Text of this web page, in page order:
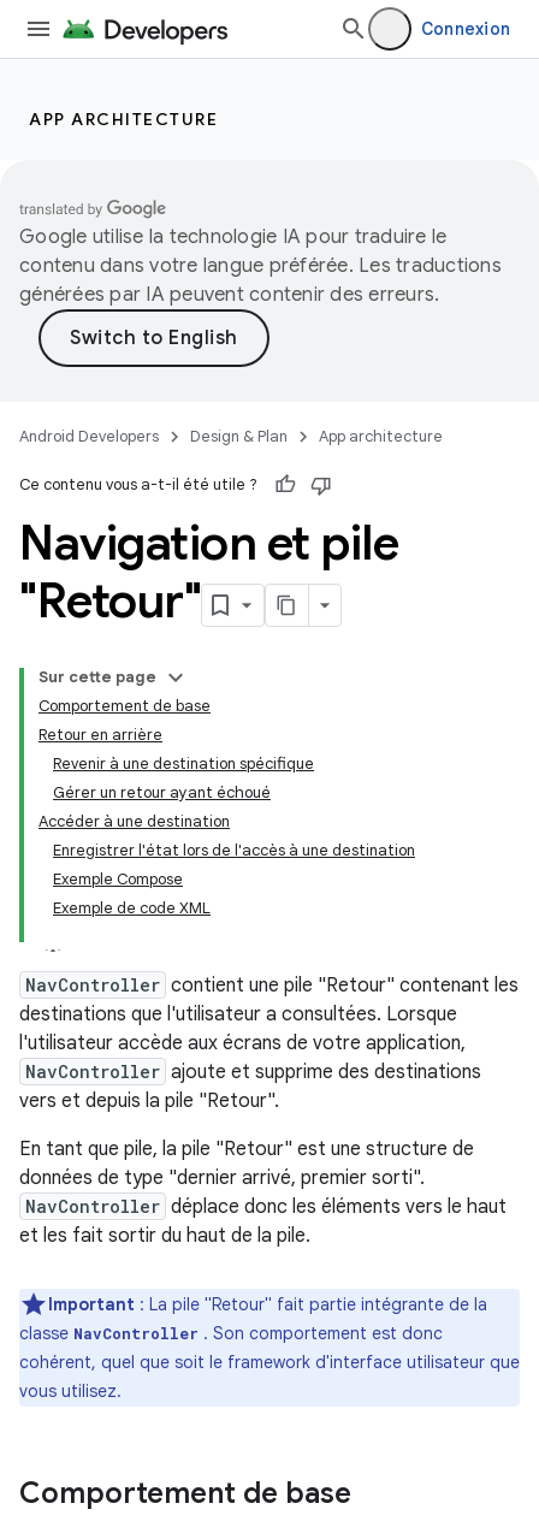
Connexion
APP ARCHITECTURE
Google utilise la technologie IA pour traduire le
contenu dans votre langue préférée. Les traductions
générées par IA peuvent contenir des erreurs.
Android Developers Design & Plan App architecture
Ce contenu vous a-t-il été utile ?
Navigation et pile
"Retour"
Sur cette page
Comportement de base
Retour en arrière
Revenir à une destination spécifique
Gérer un retour ayant échoué
Accéder à une destination
Enregistrer l'état lors de l'accès à une destination
Exemple Compose
Exemple de code XML
NavController contient une pile "Retour" contenant les
destinations que l'utilisateur a consultées. Lorsque
l'utilisateur accède aux écrans de votre application,
NavController ajoute et supprime des destinations
vers et depuis la pile "Retour".
En tant que pile, la pile "Retour" est une structure de
données de type "dernier arrivé, premier sorti".
NavController déplace donc les éléments vers le haut
et les fait sortir du haut de la pile.
Important : La pile "Retour" fait partie intégrante de la
classe NavController . Son comportement est donc
cohérent, quel que soit le framework d'interface utilisateur que
vous utilisez.
Comportement de base